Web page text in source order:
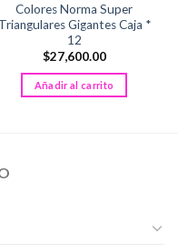
Colores Norma Super
Triangulares Gigantes Caja *
12
$27,600.00
Añadir al carrito